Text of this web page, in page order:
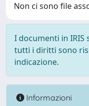
Non ci sono file
I documenti in
tutti i diritti sono
indicazione.
Informazioni